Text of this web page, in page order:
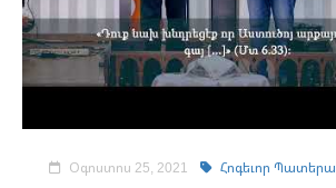
Օգոստոս 25, 2021 Հոգեւոր